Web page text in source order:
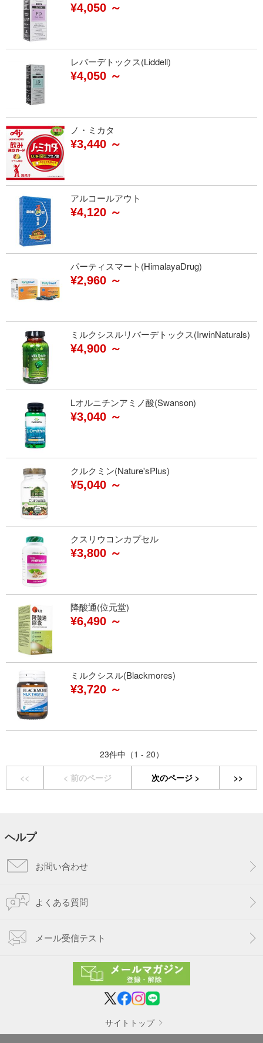
¥4,050 ～
レバーデトックス(Liddell)
¥4,050 ～
ノ・ミカタ
¥3,440 ～
アルコールアウト
¥4,120 ～
パーティスマート(HimalayaDrug)
¥2,960 ～
ミルクシスルリバーデトックス(IrwinNaturals)
¥4,900 ～
Lオルニチンアミノ酸(Swanson)
¥3,040 ～
クルクミン(Nature'sPlus)
¥5,040 ～
クスリウコンカプセル
¥3,800 ～
降酸通(位元堂)
¥6,490 ～
ミルクシスル(Blackmores)
¥3,720 ～
23件中（1 - 20）
<<
< 前のページ 次のページ > >>
ヘルプ
お問い合わせ
よくある質問
メール受信テスト
サイトトップ